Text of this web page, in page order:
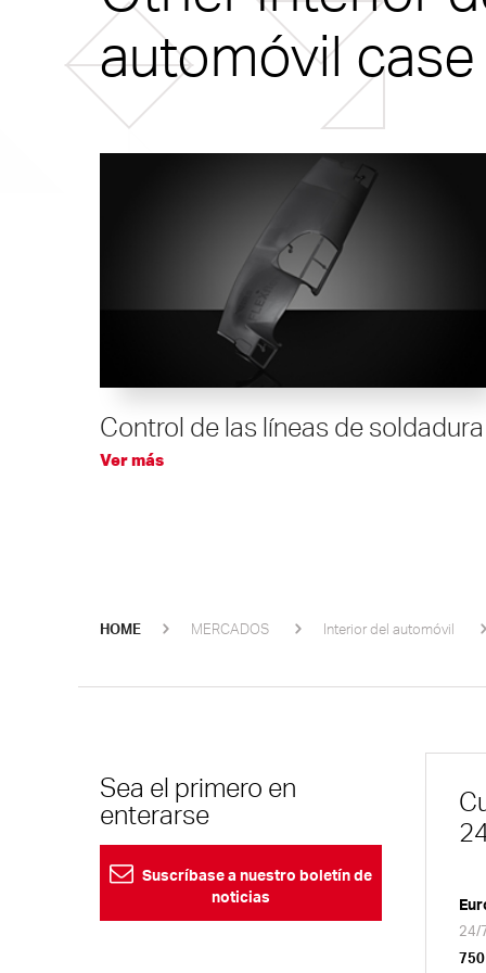
automóvil
Control de las líneas de soldadura
Ver más
HOME MERCADOS Interior del automóvil
Sea el primero en
enterarse
Suscríbase a nuestro boletín de
noticias
24/